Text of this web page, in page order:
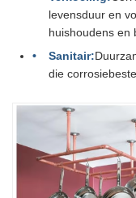
levensduur en
huishoudens en
Sanitair:
die